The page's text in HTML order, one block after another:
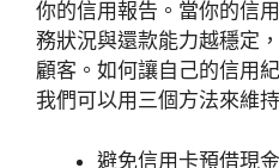
你的信用報告。當你的信
務狀況與還款能力越穩定
顧客。如何讓自己的信用
我們可以用三個方法來維持
避免信用卡預借現金